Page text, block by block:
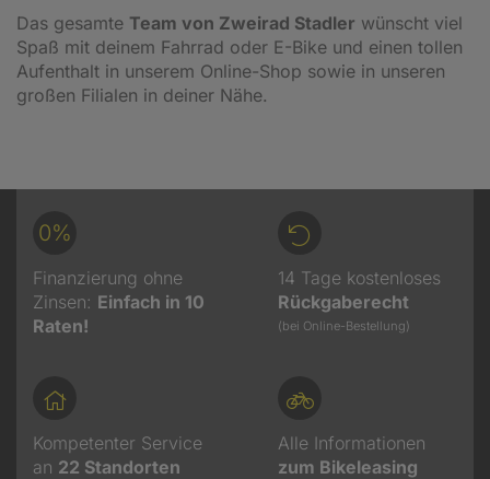
Das gesamte Team von Zweirad Stadler wünscht viel
Spaß mit deinem Fahrrad oder E-Bike und einen tollen
Aufenthalt in unserem Online-Shop sowie in unseren
großen Filialen in deiner Nähe.
0%
Finanzierung ohne
Zinsen: Einfach in 10
Raten!
14 Tage kostenloses
Rückgaberecht
(bei Online-Bestellung)
Kompetenter Service
an 22 Standorten
Alle Informationen
zum Bikeleasing